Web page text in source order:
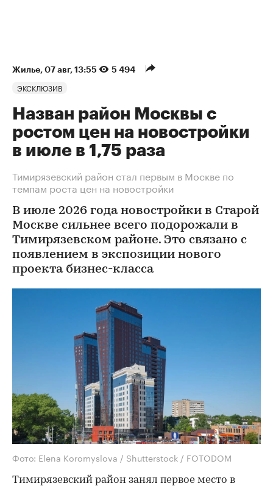
Жилье⁠, 07 авг, 13:55 5 494
ЭКСКЛЮЗИВ
Назван район Москвы с
ростом цен на новостройки
в июле в 1,75 раза
Тимирязевский район стал первым в Москве по
темпам роста цен на новостройки
В июле 2026 года новостройки в Старой
Москве сильнее всего подорожали в
Тимирязевском районе. Это связано с
появлением в экспозиции нового
проекта бизнес-класса
Фото: Elena Koromyslova / Shutterstock / FOTODOM
Тимирязевский район занял первое место в